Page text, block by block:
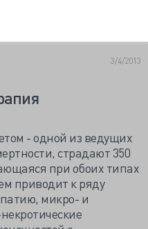
3/4/2013
- одной из ведущих
страдают 350
при обоих типах
приводит к ряду
микро- и